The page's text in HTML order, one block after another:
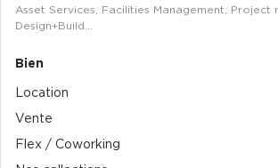
Collections de Logistique
Logistique urbaine
Entrepôts Messagerie
Entrepôts logistique classe A
Entrepôts XXL
Asset Services, Facilities Management, Project
Design+Build…
Bien
Location
Vente
Flex / Coworking